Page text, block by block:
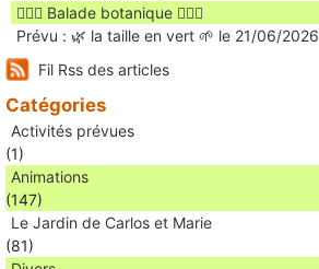
🚶🏻‍♀️ Balade botanique 🚶🏻‍♂️
Prévu : 🌿 la taille en vert 🌱 le 21/06/2026
Fil Rss des articles
Catégories
Activités prévues
(1)
Animations
(147)
Le Jardin de Carlos et Marie
(81)